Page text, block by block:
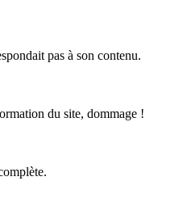
pas à son contenu.
du site, dommage !